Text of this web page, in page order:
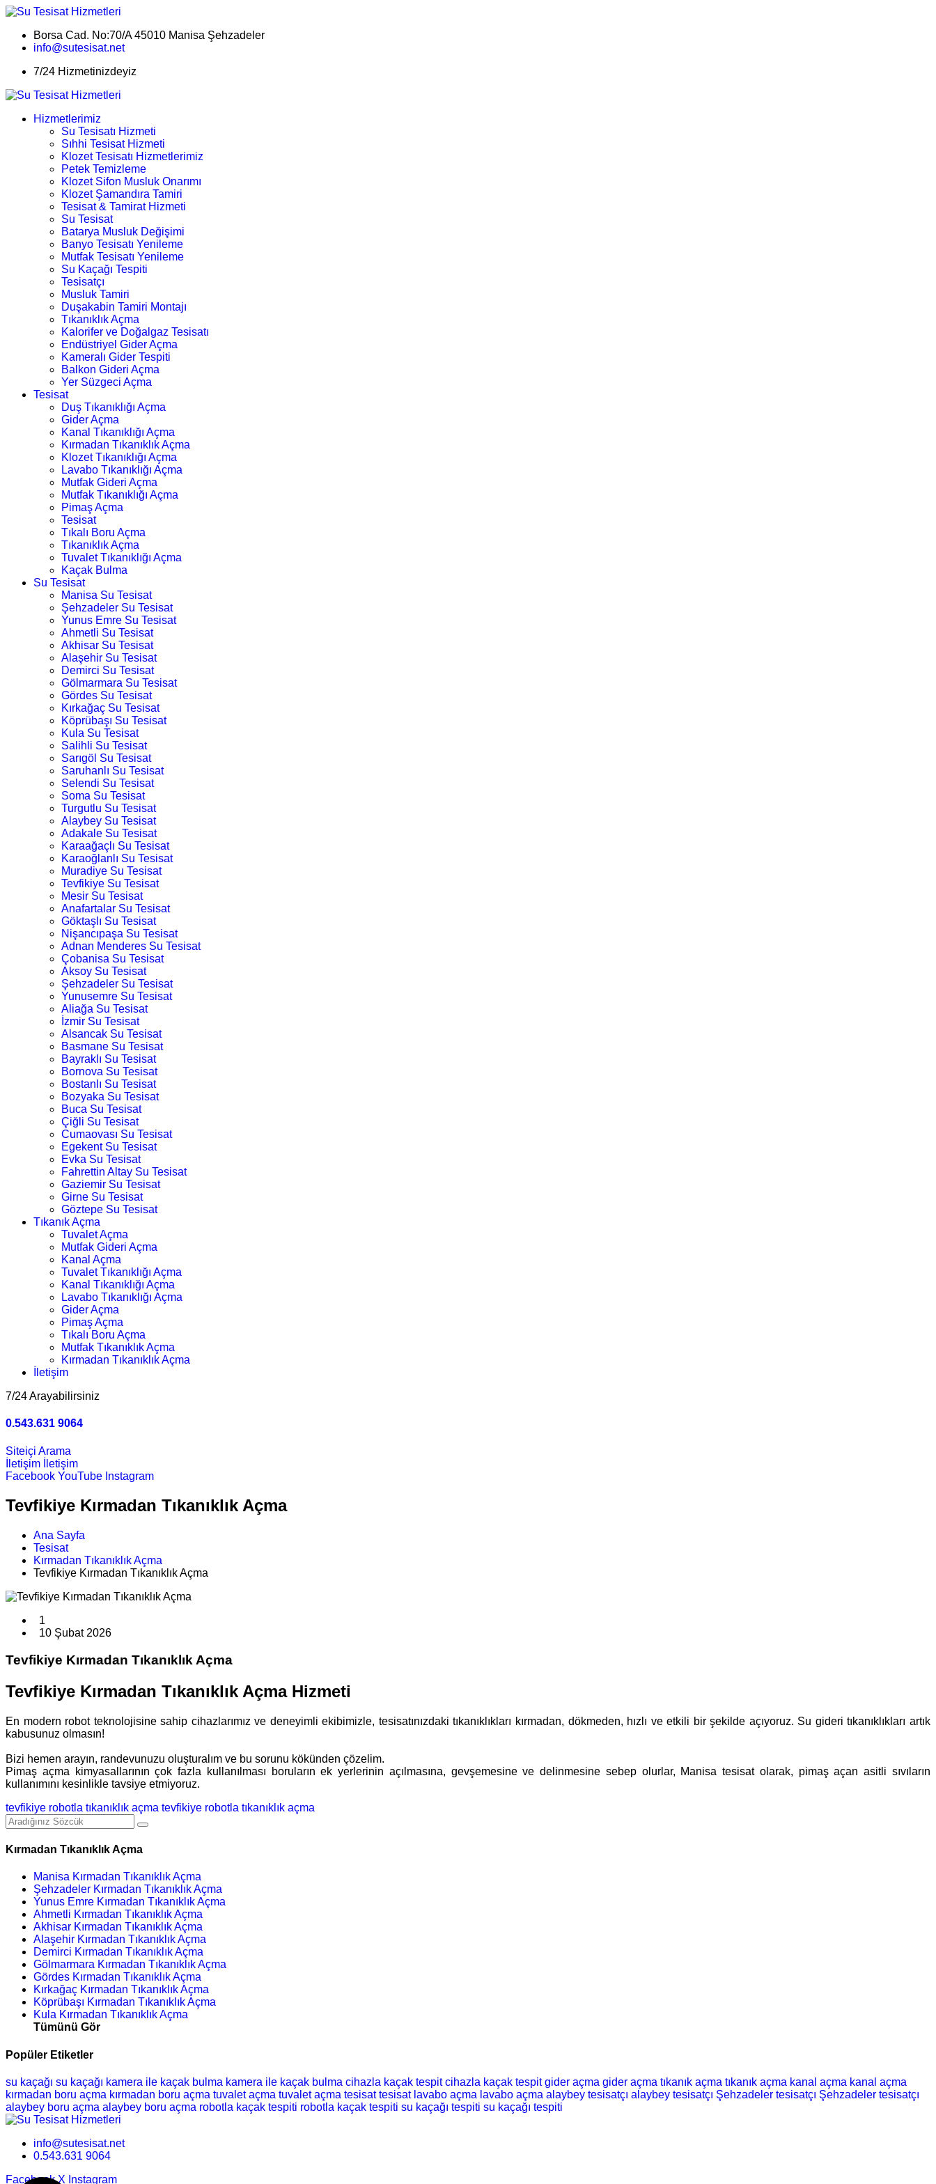
Borsa Cad. No:70/A 45010 Manisa Şehzadeler
info@sutesisat.net
7/24 Hizmetinizdeyiz
Hizmetlerimiz
Su Tesisatı Hizmeti
Sıhhi Tesisat Hizmeti
Klozet Tesisatı Hizmetlerimiz
Petek Temizleme
Klozet Sifon Musluk Onarımı
Klozet Şamandıra Tamiri
Tesisat & Tamirat Hizmeti
Su Tesisat
Batarya Musluk Değişimi
Banyo Tesisatı Yenileme
Mutfak Tesisatı Yenileme
Su Kaçağı Tespiti
Tesisatçı
Musluk Tamiri
Duşakabin Tamiri Montajı
Tıkanıklık Açma
Kalorifer ve Doğalgaz Tesisatı
Endüstriyel Gider Açma
Kameralı Gider Tespiti
Balkon Gideri Açma
Yer Süzgeci Açma
Tesisat
Duş Tıkanıklığı Açma
Gider Açma
Kanal Tıkanıklığı Açma
Kırmadan Tıkanıklık Açma
Klozet Tıkanıklığı Açma
Lavabo Tıkanıklığı Açma
Mutfak Gideri Açma
Mutfak Tıkanıklığı Açma
Pimaş Açma
Tesisat
Tıkalı Boru Açma
Tıkanıklık Açma
Tuvalet Tıkanıklığı Açma
Kaçak Bulma
Su Tesisat
Manisa Su Tesisat
Şehzadeler Su Tesisat
Yunus Emre Su Tesisat
Ahmetli Su Tesisat
Akhisar Su Tesisat
Alaşehir Su Tesisat
Demirci Su Tesisat
Gölmarmara Su Tesisat
Gördes Su Tesisat
Kırkağaç Su Tesisat
Köprübaşı Su Tesisat
Kula Su Tesisat
Salihli Su Tesisat
Sarıgöl Su Tesisat
Saruhanlı Su Tesisat
Selendi Su Tesisat
Soma Su Tesisat
Turgutlu Su Tesisat
Alaybey Su Tesisat
Adakale Su Tesisat
Karaağaçlı Su Tesisat
Karaoğlanlı Su Tesisat
Muradiye Su Tesisat
Tevfikiye Su Tesisat
Mesir Su Tesisat
Anafartalar Su Tesisat
Göktaşlı Su Tesisat
Nişancıpaşa Su Tesisat
Adnan Menderes Su Tesisat
Çobanisa Su Tesisat
Aksoy Su Tesisat
Şehzadeler Su Tesisat
Yunusemre Su Tesisat
Aliağa Su Tesisat
İzmir Su Tesisat
Alsancak Su Tesisat
Basmane Su Tesisat
Bayraklı Su Tesisat
Bornova Su Tesisat
Bostanlı Su Tesisat
Bozyaka Su Tesisat
Buca Su Tesisat
Çiğli Su Tesisat
Cumaovası Su Tesisat
Egekent Su Tesisat
Evka Su Tesisat
Fahrettin Altay Su Tesisat
Gaziemir Su Tesisat
Girne Su Tesisat
Göztepe Su Tesisat
Tıkanık Açma
Tuvalet Açma
Mutfak Gideri Açma
Kanal Açma
Tuvalet Tıkanıklığı Açma
Kanal Tıkanıklığı Açma
Lavabo Tıkanıklığı Açma
Gider Açma
Pimaş Açma
Tıkalı Boru Açma
Mutfak Tıkanıklık Açma
Kırmadan Tıkanıklık Açma
İletişim
7/24 Arayabilirsiniz
0.543.631 9064
Siteiçi Arama
İletişim
İletişim
Facebook YouTube Instagram
Tevfikiye Kırmadan Tıkanıklık Açma
Ana Sayfa
Tesisat
Kırmadan Tıkanıklık Açma
Tevfikiye Kırmadan Tıkanıklık Açma
1
10 Şubat 2026
Tevfikiye Kırmadan Tıkanıklık Açma
Tevfikiye Kırmadan Tıkanıklık Açma Hizmeti
En modern robot teknolojisine sahip cihazlarımız ve deneyimli ekibimizle, tesisatınızdaki tıkanıklıkları kırmadan, dökmeden, hızlı ve etkili bir şekilde açıyoruz. Su gideri tıkanıklıkları artık
kabusunuz olmasın!
Bizi hemen arayın, randevunuzu oluşturalım ve bu sorunu kökünden çözelim.
Pimaş açma kimyasallarının çok fazla kullanılması boruların ek yerlerinin açılmasına, gevşemesine ve delinmesine sebep olurlar, Manisa tesisat olarak, pimaş açan asitli sıvıların
kullanımını kesinlikle tavsiye etmiyoruz.
tevfikiye robotla tıkanıklık açma tevfikiye robotla tıkanıklık açma
Kırmadan Tıkanıklık Açma
Manisa Kırmadan Tıkanıklık Açma
Şehzadeler Kırmadan Tıkanıklık Açma
Yunus Emre Kırmadan Tıkanıklık Açma
Ahmetli Kırmadan Tıkanıklık Açma
Akhisar Kırmadan Tıkanıklık Açma
Alaşehir Kırmadan Tıkanıklık Açma
Demirci Kırmadan Tıkanıklık Açma
Gölmarmara Kırmadan Tıkanıklık Açma
Gördes Kırmadan Tıkanıklık Açma
Kırkağaç Kırmadan Tıkanıklık Açma
Köprübaşı Kırmadan Tıkanıklık Açma
Kula Kırmadan Tıkanıklık Açma
Tümünü Gör
Popüler Etiketler
su kaçağı su kaçağı kamera ile kaçak bulma kamera ile kaçak bulma cihazla kaçak tespit cihazla kaçak tespit gider açma gider açma tıkanık açma tıkanık açma kanal açma kanal açma
kırmadan boru açma kırmadan boru açma tuvalet açma tuvalet açma tesisat tesisat lavabo açma lavabo açma alaybey tesisatçı alaybey tesisatçı Şehzadeler tesisatçı Şehzadeler tesisatçı
alaybey boru açma alaybey boru açma robotla kaçak tespiti robotla kaçak tespiti su kaçağı tespiti su kaçağı tespiti
info@sutesisat.net
0.543.631 9064
Facebook X Instagram